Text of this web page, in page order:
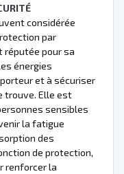
considérée
par
réputée pour sa
énergies
et à sécuriser
trouve. Elle est
sensibles
la fatigue
des
de protection,
renforcer la